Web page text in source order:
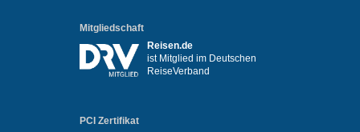
Mitgliedschaft
Reisen.de
ist Mitglied im Deutschen
ReiseVerband
PCI Zertifikat